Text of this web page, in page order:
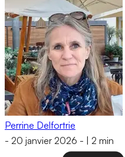
Perrine Delfortrie
- 20 janvier 2026 - 2 min